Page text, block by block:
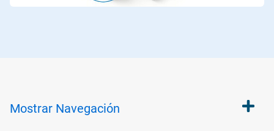
Mostrar Navegación